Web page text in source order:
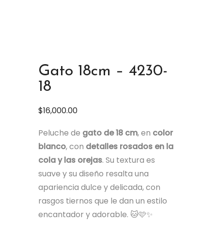
Gato 18cm – 4230-
18
$16,000.00
Peluche de gato de 18 cm, en color
blanco, con detalles rosados en la
cola y las orejas. Su textura es
suave y su diseño resalta una
apariencia dulce y delicada, con
rasgos tiernos que le dan un estilo
encantador y adorable. 🐱🩷✨